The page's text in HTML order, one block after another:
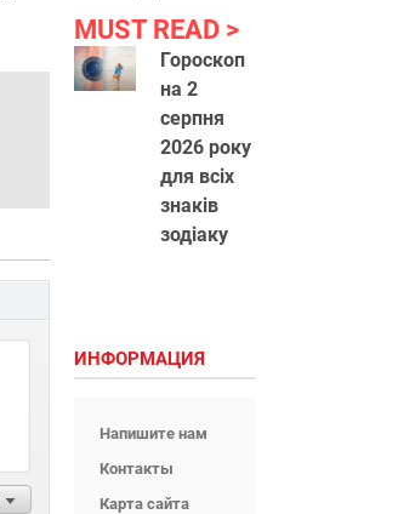
MUST READ
Гороскоп
на 2
серпня
2026 року
для всіх
знаків
зодіаку
ИНФОРМАЦИЯ
Напишите нам
Контакты
Карта сайта